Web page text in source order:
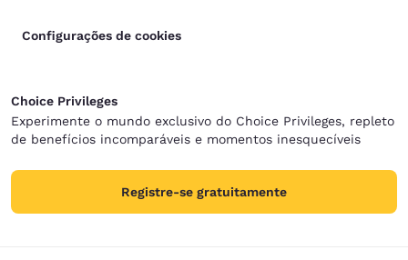
Configurações de cookies
Choice Privileges
Experimente o mundo exclusivo do Choice Privileges, repleto
de benefícios incomparáveis e momentos inesquecíveis
Registre-se gratuitamente